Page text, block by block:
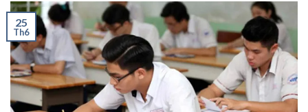
25
Th6